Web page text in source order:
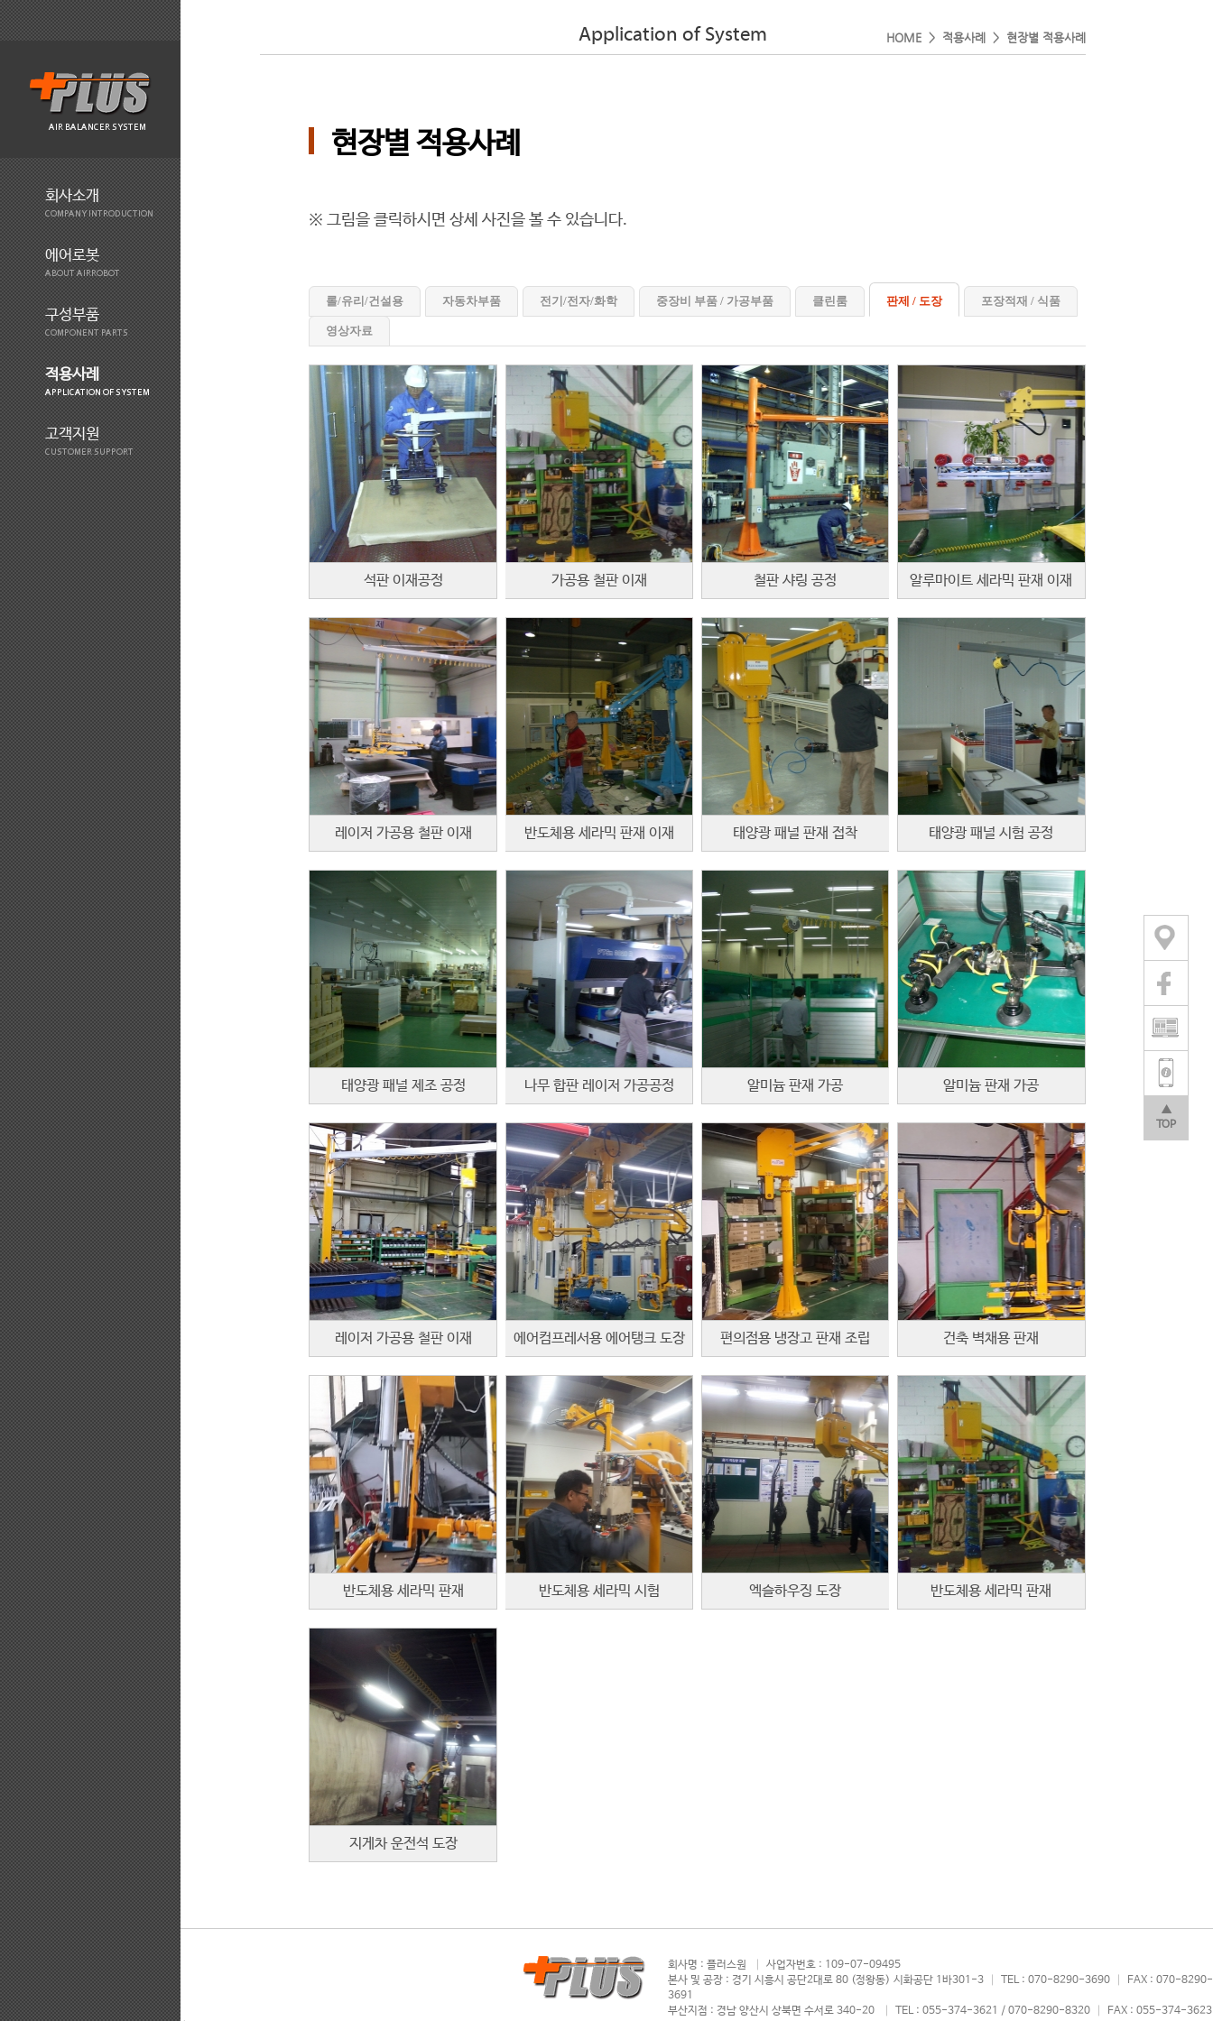
AIR BALANCER SYSTEM
회사소개
COMPANY INTRODUCTION
에어로봇
ABOUT AIRROBOT
구성부품
COMPONENT PARTS
적용사례
APPLICATION OF SYSTEM
고객지원
CUSTOMER SUPPORT
▲
TOP
Application of System HOME > 적용사례 > 현장별 적용사례
현장별 적용사례
※ 그림을 클릭하시면 상세 사진을 볼 수 있습니다.
롤/유리/건설용 자동차부품 전기/전자/화학 중장비 부품 / 가공부품 클린룸 판제 / 도장 포장적재 / 식품
영상자료
석판 이재공정 가공용 철판 이재 철판 샤링 공정 알루마이트 세라믹 판재 이재
레이저 가공용 철판 이재 반도체용 세라믹 판재 이재 태양광 패널 판재 접착 태양광 패널 시험 공정
태양광 패널 제조 공정 나무 합판 레이저 가공공정 알미늄 판재 가공 알미늄 판재 가공
레이저 가공용 철판 이재 에어컴프레서용 에어탱크 도장 편의점용 냉장고 판재 조립 건축 벽채용 판재
반도체용 세라믹 판재 반도체용 세라믹 시험 엑슬하우징 도장 반도체용 세라믹 판재
지게차 운전석 도장
회사명 : 플러스원 │ 사업자번호 : 109-07-09495
본사 및 공장 : 경기 시흥시 공단2대로 80 (정왕동) 시화공단 1바301-3 │ TEL : 070-8290-3690 │ FAX : 070-8290-
3691
부산지점 : 경남 양산시 상북면 수서로 340-20 │ TEL : 055-374-3621 / 070-8290-8320 │ FAX : 055-374-3623